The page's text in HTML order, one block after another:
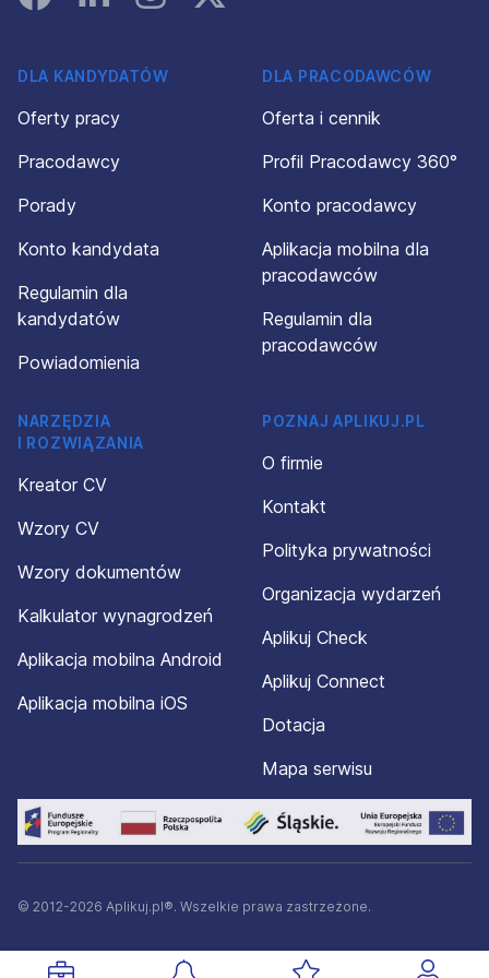
DLA KANDYDATÓW
Oferty pracy
Pracodawcy
Porady
Konto kandydata
Regulamin dla
kandydatów
Powiadomienia
DLA PRACODAWCÓW
Oferta i cennik
Profil Pracodawcy 360°
Konto pracodawcy
Aplikacja mobilna dla
pracodawców
Regulamin dla
pracodawców
NARZĘDZIA
I ROZWIĄZANIA
Kreator CV
Wzory CV
Wzory dokumentów
Kalkulator wynagrodzeń
Aplikacja mobilna Android
Aplikacja mobilna iOS
POZNAJ APLIKUJ.PL
O firmie
Kontakt
Polityka prywatności
Organizacja wydarzeń
Aplikuj Check
Aplikuj Connect
Dotacja
Mapa serwisu
© 2012-2026 Aplikuj.pl®. Wszelkie prawa zastrzeżone.